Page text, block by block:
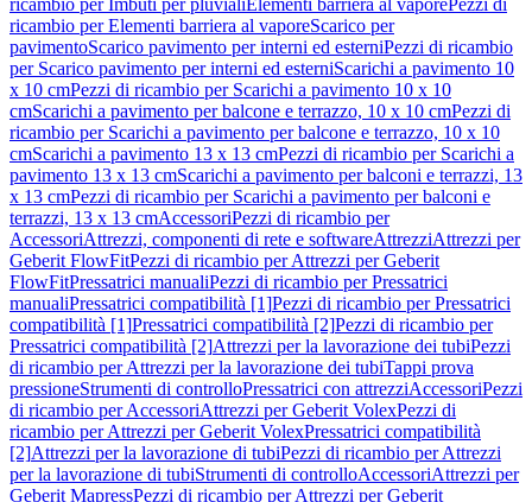
ricambio per Imbuti per pluvialiElementi barriera al vaporePezzi di
ricambio per Elementi barriera al vaporeScarico per
pavimentoScarico pavimento per interni ed esterniPezzi di ricambio
per Scarico pavimento per interni ed esterniScarichi a pavimento 10
x 10 cmPezzi di ricambio per Scarichi a pavimento 10 x 10
cmScarichi a pavimento per balcone e terrazzo, 10 x 10 cmPezzi di
ricambio per Scarichi a pavimento per balcone e terrazzo, 10 x 10
cmScarichi a pavimento 13 x 13 cmPezzi di ricambio per Scarichi a
pavimento 13 x 13 cmScarichi a pavimento per balconi e terrazzi, 13
x 13 cmPezzi di ricambio per Scarichi a pavimento per balconi e
terrazzi, 13 x 13 cmAccessoriPezzi di ricambio per
AccessoriAttrezzi, componenti di rete e softwareAttrezziAttrezzi per
Geberit FlowFitPezzi di ricambio per Attrezzi per Geberit
FlowFitPressatrici manualiPezzi di ricambio per Pressatrici
manualiPressatrici compatibilità [1]Pezzi di ricambio per Pressatrici
compatibilità [1]Pressatrici compatibilità [2]Pezzi di ricambio per
Pressatrici compatibilità [2]Attrezzi per la lavorazione dei tubiPezzi
di ricambio per Attrezzi per la lavorazione dei tubiTappi prova
pressioneStrumenti di controlloPressatrici con attrezziAccessoriPezzi
di ricambio per AccessoriAttrezzi per Geberit VolexPezzi di
ricambio per Attrezzi per Geberit VolexPressatrici compatibilità
[2]Attrezzi per la lavorazione di tubiPezzi di ricambio per Attrezzi
per la lavorazione di tubiStrumenti di controlloAccessoriAttrezzi per
Geberit MapressPezzi di ricambio per Attrezzi per Geberit